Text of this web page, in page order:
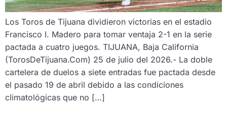
Los Toros de Tijuana dividieron victorias en el estadio
Francisco I. Madero para tomar ventaja 2-1 en la serie
pactada a cuatro juegos. TIJUANA, Baja California
(TorosDeTijuana.Com) 25 de julio del 2026.- La doble
cartelera de duelos a siete entradas fue pactada desde
el pasado 19 de abril debido a las condiciones
climatológicas que no […]